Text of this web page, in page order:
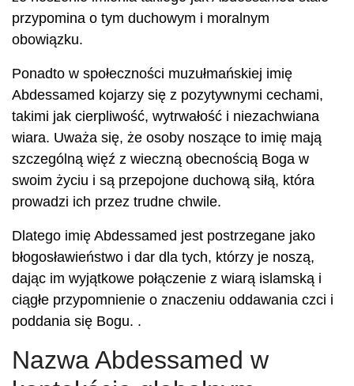
przypomina o tym duchowym i moralnym
obowiązku.
Ponadto w społeczności muzułmańskiej imię
Abdessamed kojarzy się z pozytywnymi cechami,
takimi jak cierpliwość, wytrwałość i niezachwiana
wiara. Uważa się, że osoby noszące to imię mają
szczególną więź z wieczną obecnością Boga w
swoim życiu i są przepojone duchową siłą, która
prowadzi ich przez trudne chwile.
Dlatego imię Abdessamed jest postrzegane jako
błogosławieństwo i dar dla tych, którzy je noszą,
dając im wyjątkowe połączenie z wiarą islamską i
ciągłe przypomnienie o znaczeniu oddawania czci i
poddania się Bogu. .
Nazwa Abdessamed w